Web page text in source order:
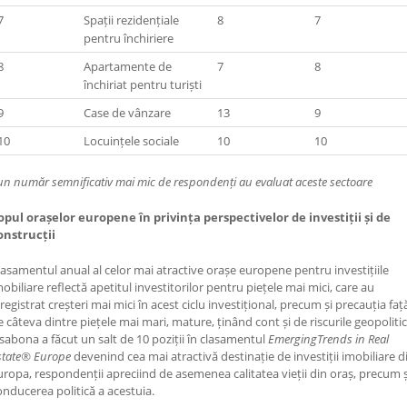
Spații rezidențiale
pentru închiriere
8 7
Apartamente de
închiriat pentru turiști
7 8
Case de vânzare 13
9
Locuințele sociale 10 10
număr semnificativ mai mic de respondenți au evaluat aceste sectoare
orașelor europene în privința perspectivelor de investiții și de
anual al celor mai atractive orașe europene pentru investițiile
reflectă apetitul investitorilor pentru piețele mai mici, care au
creșteri mai mici în acest ciclu investițional, precum și precauția
câteva dintre piețele mai mari, mature, ținând cont și de riscurile
a făcut un salt de 10 poziții în clasamentulEmergingTrends in Real
Europedevenind cea mai atractivă destinație de investiții imobiliare
respondenții apreciind de asemenea calitatea vieții din oraș, precum
politică a acestuia.